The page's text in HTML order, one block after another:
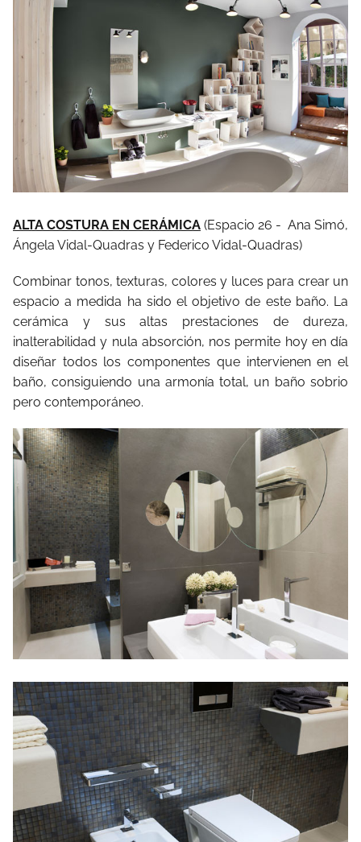
ALTA COSTURA EN CERÁMICA (Espacio 26 - Ana Simó,
Ángela Vidal-Quadras y Federico Vidal-Quadras)
Combinar tonos, texturas, colores y luces para crear un
espacio a medida ha sido el objetivo de este baño. La
cerámica y sus altas prestaciones de dureza,
inalterabilidad y nula absorción, nos permite hoy en día
diseñar todos los componentes que intervienen en el
baño, consiguiendo una armonía total, un baño sobrio
pero contemporáneo.